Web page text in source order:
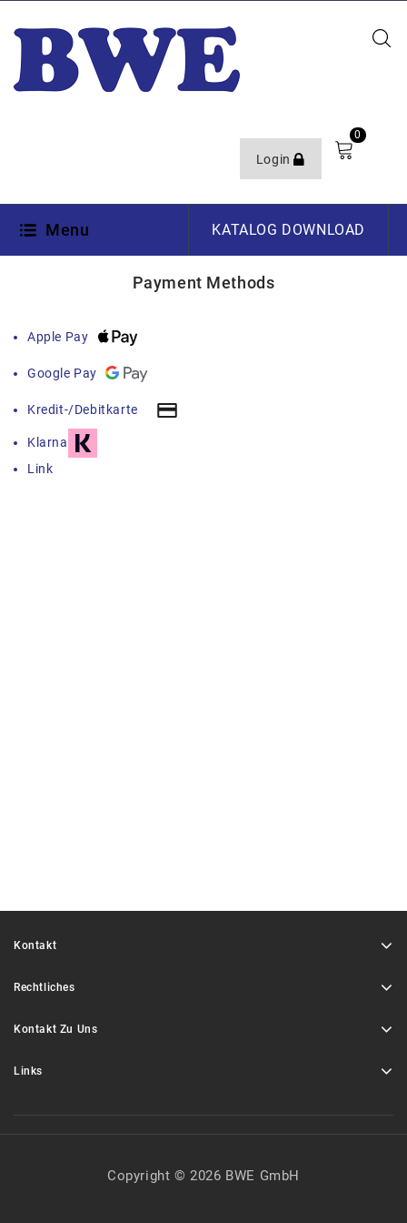
Login
0
Menu KATALOG DOWNLOAD
Payment Methods
Apple Pay
Google Pay
Kredit-/Debitkarte
Klarna
Link
Kontakt
Rechtliches
Kontakt Zu Uns
Links
Copyright © 2026 BWE GmbH